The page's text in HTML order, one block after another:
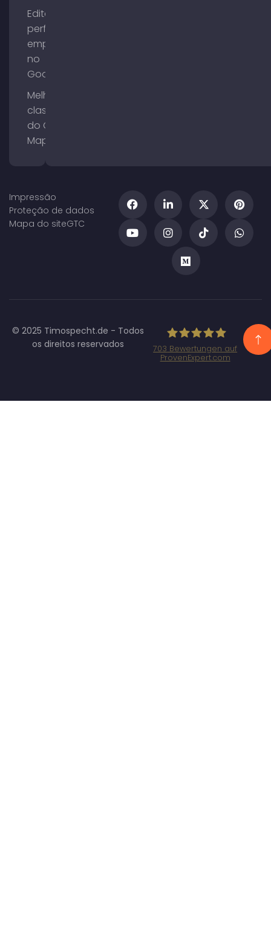
Editar o
perfil da
empresa
no
Google
Melhorar a
classificação
do Google
Maps
Impressão
Proteção de dados
Mapa do siteGTC
© 2025 Timospecht.de - Todos
os direitos reservados
Marketing GmbH
703 Bewertungen auf
ProvenExpert.com